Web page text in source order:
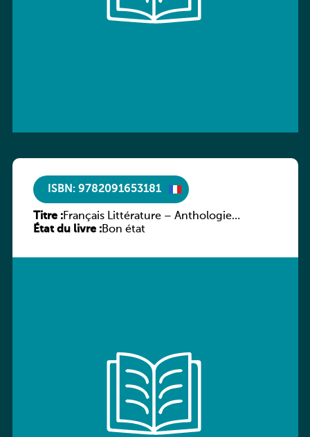
ISBN: 9782091653181
Titre :Français Littérature – Anthologie
chronologique 2de/1re
État du livre :Bon état